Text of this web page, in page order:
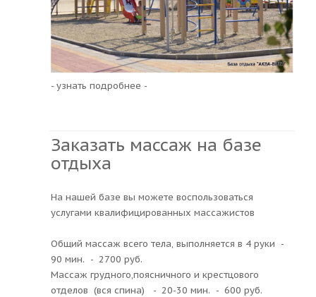
- узнать подробнее -
Заказать массаж на базе
отдыха
На нашей базе вы можете воспользоваться
услугами квалифицированных массажистов
Общий массаж всего тела, выполняется в 4 руки -
90 мин. - 2700 руб.
Массаж грудного,поясничного и крестцового
отделов (вся спина) - 20-30 мин. - 600 руб.